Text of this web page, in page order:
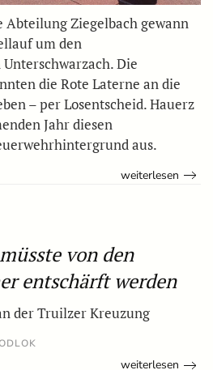
Abteilung Ziegelbach gewann
um den
Die
die Rote Laterne an die
– per Losentscheid. Hauerz
Jahr diesen
aus.
weiterlesen
von den
entschärft werden
der Truilzer Kreuzung
weiterlesen